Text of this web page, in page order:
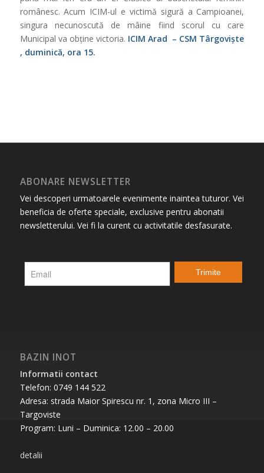
românesc. Acum ICIM-ul e victimă sigură a Campioanei,
singura necunoscută de mâine fiind scorul cu care
Municipal va obține victoria. ICIM Arad – CSM Târgoviște
, duminică, ora 15.
ABONARE NEWSLETTER
Vei descoperi urmatoarele evenimente inaintea tuturor. Vei
beneficia de oferte speciale, exclusive pentru abonatii
newsletterului. Vei fi la curent cu activitatile desfasurate.
BAZIN INOT
Informatii contact
Telefon: 0749 144 522
Adresa: strada Maior Spirescu nr. 1, zona Micro III –
Targoviste
Program: Luni – Duminica: 12.00 – 20.00
detalii